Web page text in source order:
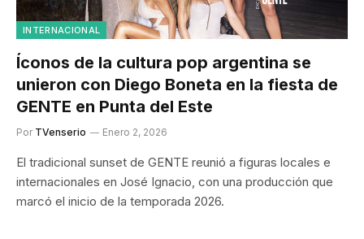
INTERNACIONAL
Íconos de la cultura pop argentina se
unieron con Diego Boneta en la fiesta de
GENTE en Punta del Este
Por TVenserio Enero 2, 2026
El tradicional sunset de GENTE reunió a figuras locales e
internacionales en José Ignacio, con una producción que
marcó el inicio de la temporada 2026.